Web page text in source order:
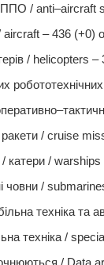
/ anti–aircraft
/ aircraft – 436 (+0)
/ helicopters
ракети / cruise
/ катери /
човни /
техніка та
техніка /
/ Data